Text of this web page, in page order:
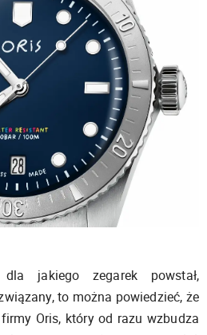
jakiego zegarek powstał,
to można powiedzieć, że
Oris, który od razu wzbudza